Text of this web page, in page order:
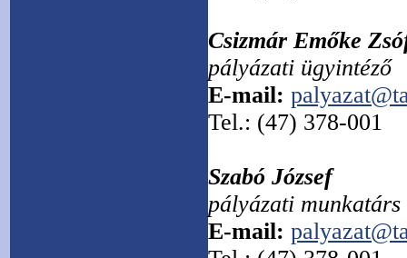
Csizmár Emőke
pályázati ügyintéző
E-mail:
Tel.: (47) 378-001
Szabó József
pályázati munkatárs
E-mail: